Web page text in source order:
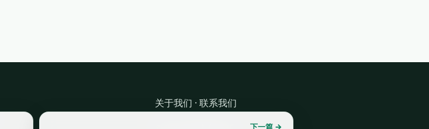
下一篇 →
关于我们 ·联系我们